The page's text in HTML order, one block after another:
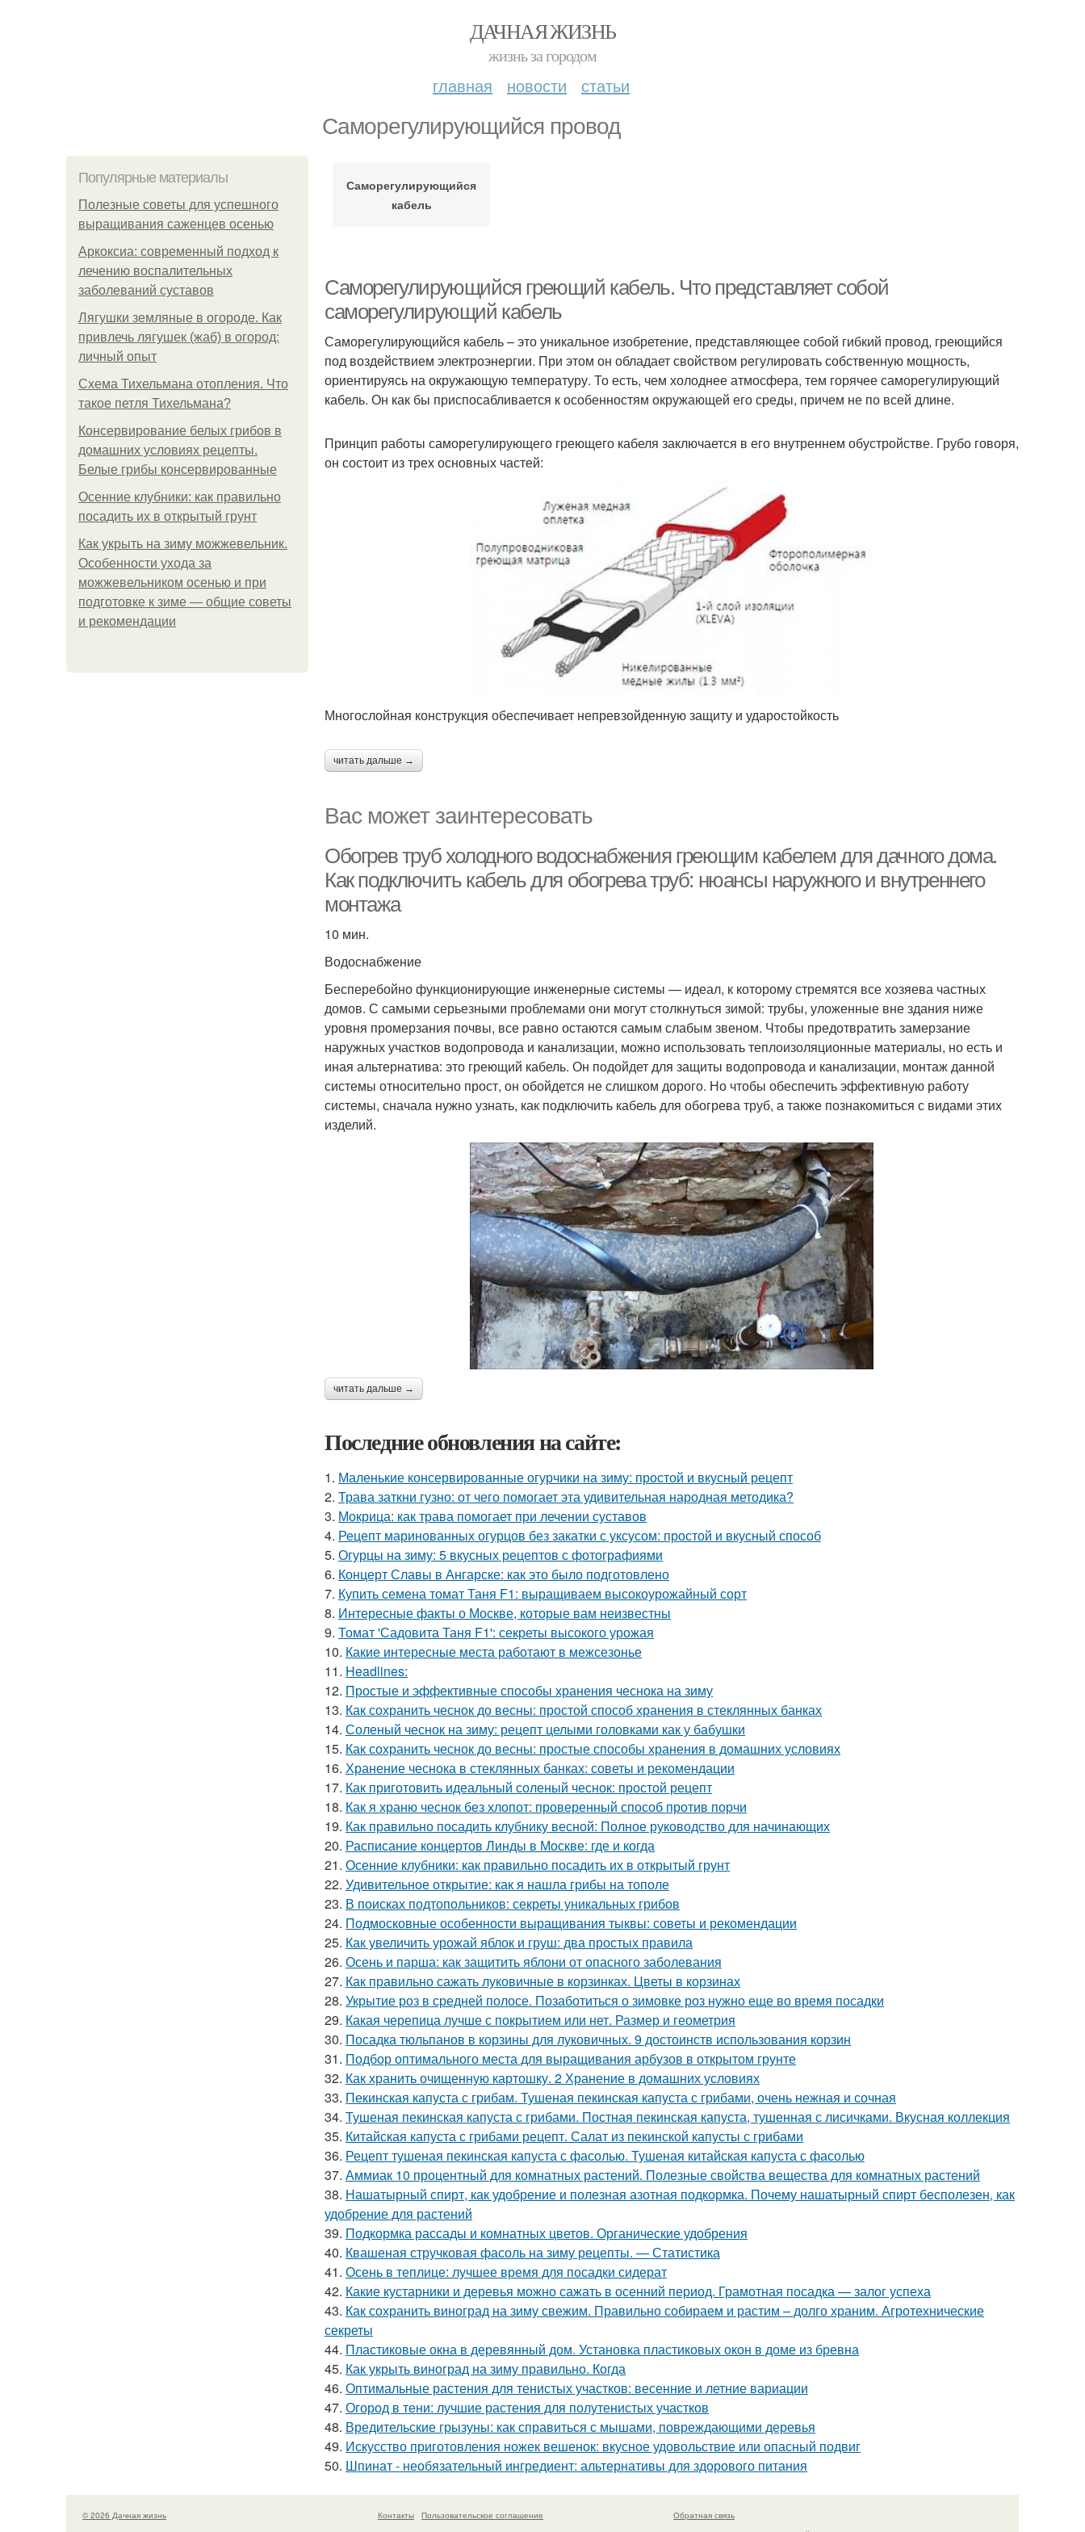
ДАЧНАЯ ЖИЗНЬ
жизнь за городом
главная новости статьи
Саморегулирующийся провод
Популярные материалы
Полезные советы для успешного
выращивания саженцев осенью
Аркоксиа: современный подход к
лечению воспалительных
заболеваний суставов
Лягушки земляные в огороде. Как
привлечь лягушек (жаб) в огород:
личный опыт
Схема Тихельмана отопления. Что
такое петля Тихельмана?
Консервирование белых грибов в
домашних условиях рецепты.
Белые грибы консервированные
Осенние клубники: как правильно
посадить их в открытый грунт
Как укрыть на зиму можжевельник.
Особенности ухода за
можжевельником осенью и при
подготовке к зиме — общие советы
и рекомендации
Саморегулирующийся
кабель
Саморегулирующийся греющий кабель. Что представляет собой
саморегулирующий кабель
Саморегулирующийся кабель – это уникальное изобретение, представляющее собой гибкий провод, греющийся
под воздействием электроэнергии. При этом он обладает свойством регулировать собственную мощность,
ориентируясь на окружающую температуру. То есть, чем холоднее атмосфера, тем горячее саморегулирующий
кабель. Он как бы приспосабливается к особенностям окружающей его среды, причем не по всей длине.
Принцип работы саморегулирующего греющего кабеля заключается в его внутреннем обустройстве. Грубо говоря,
он состоит из трех основных частей:
Многослойная конструкция обеспечивает непревзойденную защиту и ударостойкость
читать дальше →
Вас может заинтересовать
Обогрев труб холодного водоснабжения греющим кабелем для дачного дома.
Как подключить кабель для обогрева труб: нюансы наружного и внутреннего
монтажа
10 мин.
Водоснабжение
Бесперебойно функционирующие инженерные системы — идеал, к которому стремятся все хозяева частных
домов. С самыми серьезными проблемами они могут столкнуться зимой: трубы, уложенные вне здания ниже
уровня промерзания почвы, все равно остаются самым слабым звеном. Чтобы предотвратить замерзание
наружных участков водопровода и канализации, можно использовать теплоизоляционные материалы, но есть и
иная альтернатива: это греющий кабель. Он подойдет для защиты водопровода и канализации, монтаж данной
системы относительно прост, он обойдется не слишком дорого. Но чтобы обеспечить эффективную работу
системы, сначала нужно узнать, как подключить кабель для обогрева труб, а также познакомиться с видами этих
изделий.
читать дальше →
Последние обновления на сайте:
1. Маленькие консервированные огурчики на зиму: простой и вкусный рецепт
2. Трава заткни гузно: от чего помогает эта удивительная народная методика?
3. Мокрица: как трава помогает при лечении суставов
4. Рецепт маринованных огурцов без закатки с уксусом: простой и вкусный способ
5. Огурцы на зиму: 5 вкусных рецептов с фотографиями
6. Концерт Славы в Ангарске: как это было подготовлено
7. Купить семена томат Таня F1: выращиваем высокоурожайный сорт
8. Интересные факты о Москве, которые вам неизвестны
9. Томат 'Садовита Таня F1': секреты высокого урожая
10. Какие интересные места работают в межсезонье
11. Headlines:
12. Простые и эффективные способы хранения чеснока на зиму
13. Как сохранить чеснок до весны: простой способ хранения в стеклянных банках
14. Соленый чеснок на зиму: рецепт целыми головками как у бабушки
15. Как сохранить чеснок до весны: простые способы хранения в домашних условиях
16. Хранение чеснока в стеклянных банках: советы и рекомендации
17. Как приготовить идеальный соленый чеснок: простой рецепт
18. Как я храню чеснок без хлопот: проверенный способ против порчи
19. Как правильно посадить клубнику весной: Полное руководство для начинающих
20. Расписание концертов Линды в Москве: где и когда
21. Осенние клубники: как правильно посадить их в открытый грунт
22. Удивительное открытие: как я нашла грибы на тополе
23. В поисках подтопольников: секреты уникальных грибов
24. Подмосковные особенности выращивания тыквы: советы и рекомендации
25. Как увеличить урожай яблок и груш: два простых правила
26. Осень и парша: как защитить яблони от опасного заболевания
27. Как правильно сажать луковичные в корзинках. Цветы в корзинах
28. Укрытие роз в средней полосе. Позаботиться о зимовке роз нужно еще во время посадки
29. Какая черепица лучше с покрытием или нет. Размер и геометрия
30. Посадка тюльпанов в корзины для луковичных. 9 достоинств использования корзин
31. Подбор оптимального места для выращивания арбузов в открытом грунте
32. Как хранить очищенную картошку. 2 Хранение в домашних условиях
33. Пекинская капуста с грибам. Тушеная пекинская капуста с грибами, очень нежная и сочная
34. Тушеная пекинская капуста с грибами. Постная пекинская капуста, тушенная с лисичками. Вкусная коллекция
35. Китайская капуста с грибами рецепт. Салат из пекинской капусты с грибами
36. Рецепт тушеная пекинская капуста с фасолью. Тушеная китайская капуста с фасолью
37. Аммиак 10 процентный для комнатных растений. Полезные свойства вещества для комнатных растений
38. Нашатырный спирт, как удобрение и полезная азотная подкормка. Почему нашатырный спирт бесполезен, как
удобрение для растений
39. Подкормка рассады и комнатных цветов. Органические удобрения
40. Квашеная стручковая фасоль на зиму рецепты. — Статистика
41. Осень в теплице: лучшее время для посадки сидерат
42. Какие кустарники и деревья можно сажать в осенний период. Грамотная посадка — залог успеха
43. Как сохранить виноград на зиму свежим. Правильно собираем и растим – долго храним. Агротехнические
секреты
44. Пластиковые окна в деревянный дом. Установка пластиковых окон в доме из бревна
45. Как укрыть виноград на зиму правильно. Когда
46. Оптимальные растения для тенистых участков: весенние и летние вариации
47. Огород в тени: лучшие растения для полутенистых участков
48. Вредительские грызуны: как справиться с мышами, повреждающими деревья
49. Искусство приготовления ножек вешенок: вкусное удовольствие или опасный подвиг
50. Шпинат - необязательный ингредиент: альтернативы для здорового питания
© 2026 Дачная жизнь Контакты
Пользовательское соглашение
Обратная связь